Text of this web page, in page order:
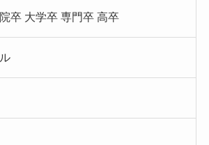
卒 大学卒 専門卒 高卒